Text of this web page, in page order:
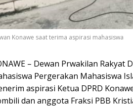
Konawe saat terima aspirasi mahasiswa
– Dewan Prwakilan Rakyat
Pergerakan Mahasiswa
aspirasi Ketua DPRD
dan anggota Fraksi PBB